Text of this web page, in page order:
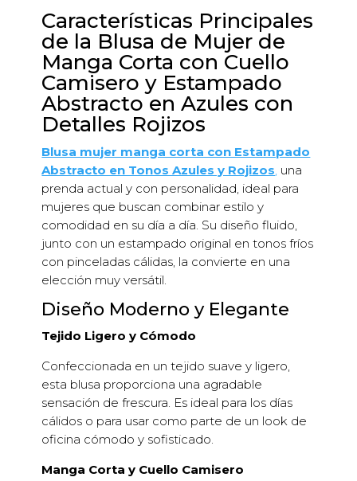
destallos
rojizos
cantidad
Características Principales
de la Blusa de Mujer de
Manga Corta con Cuello
Camisero y Estampado
Abstracto en Azules con
Detalles Rojizos
Blusa mujer manga corta con Estampado
Abstracto en Tonos Azules y Rojizos, una
prenda actual y con personalidad, ideal para
mujeres que buscan combinar estilo y
comodidad en su día a día. Su diseño fluido,
junto con un estampado original en tonos fríos
con pinceladas cálidas, la convierte en una
elección muy versátil.
Diseño Moderno y Elegante
Tejido Ligero y Cómodo
Confeccionada en un tejido suave y ligero,
esta blusa proporciona una agradable
sensación de frescura. Es ideal para los días
cálidos o para usar como parte de un look de
oficina cómodo y sofisticado.
Manga Corta y Cuello Camisero